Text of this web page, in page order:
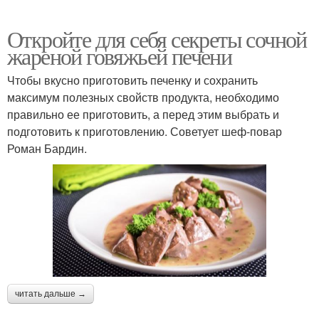
Откройте для себя секреты сочной
жареной говяжьей печени
Чтобы вкусно приготовить печенку и сохранить
максимум полезных свойств продукта, необходимо
правильно ее приготовить, а перед этим выбрать и
подготовить к приготовлению. Советует шеф-повар
Роман Бардин.
читать дальше →